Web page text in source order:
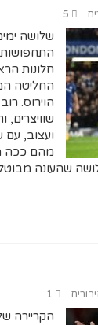
5
שלושה
התחפושות
חלונות
החליטה
הוירוס.
ועצוב,
מהם ככה
שהעונה
1
הקריירה